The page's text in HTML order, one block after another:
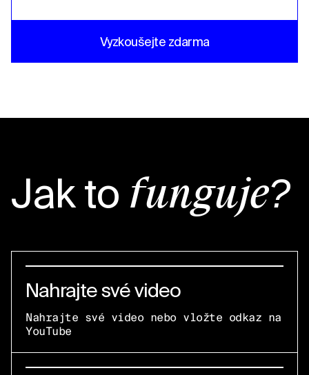
Vyzkoušejte zdarma
Jak to funguje?
Nahrajte své video
Nahrajte své video nebo vložte odkaz na
YouTube